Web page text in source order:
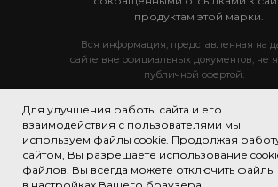
Для улучшения работы сайта и его
взаимодействия с пользователями мы
используем файлы cookie. Продолжая
сайтом, Вы разрешаете использование
файлов. Вы всегда можете отключить файлы
Вся информация, представленная на
сайте вне официальных документов, не
публичной офертой.
© 2019 Тренинговый центр ONE
г. Сочи, пос. Дагомыс, ул. Гайдара
Разработка
продуктам этой марки.